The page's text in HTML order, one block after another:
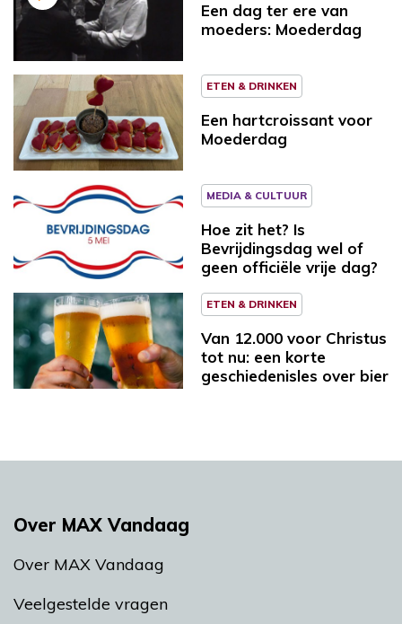
Een dag ter ere van
moeders: Moederdag
ETEN & DRINKEN
Een hartcroissant voor
Moederdag
MEDIA & CULTUUR
Hoe zit het? Is
Bevrijdingsdag wel of
geen officiële vrije dag?
ETEN & DRINKEN
Van 12.000 voor Christus
tot nu: een korte
geschiedenisles over bier
Over MAX Vandaag
Over MAX Vandaag
Veelgestelde vragen